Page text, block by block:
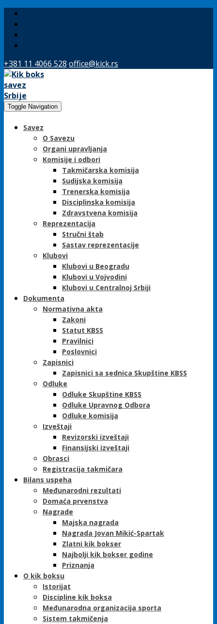
+381 11 4066 528 office@kick.rs
Toggle Navigation
Savez
O Savezu
Organi upravljanja
Komisije i odbori
Takmičarska komisija
Sudijska komisija
Trenerska komisija
Disciplinska komisija
Zdravstvena komisija
Reprezentacija
Stručni štab
Sastav reprezentacije
Klubovi
Klubovi u Beogradu
Klubovi u Vojvodini
Klubovi u Centralnoj Srbiji
Dokumenta
Normativna akta
Zakoni
Statut KBSS
Pravilnici
Poslovnici
Zapisnici
Zapisnici sa sednica Skupštine KBSS
Odluke
Odluke Skupštine KBSS
Odluke Upravnog Odbora
Odluke komisija
Izveštaji
Revizorski izveštaji
Finansijski izveštaji
Obrasci
Registracija takmičara
Bilans uspeha
Međunarodni rezultati
Domaća prvenstva
Nagrade
Majska nagrada
Nagrada Jovan Mikić-Spartak
Zlatni kik bokser
Najbolji kik bokser godine
Priznanja
O kik boksu
Istorijat
Discipline kik boksa
Međunarodna organizacija sporta
Sistem takmičenja